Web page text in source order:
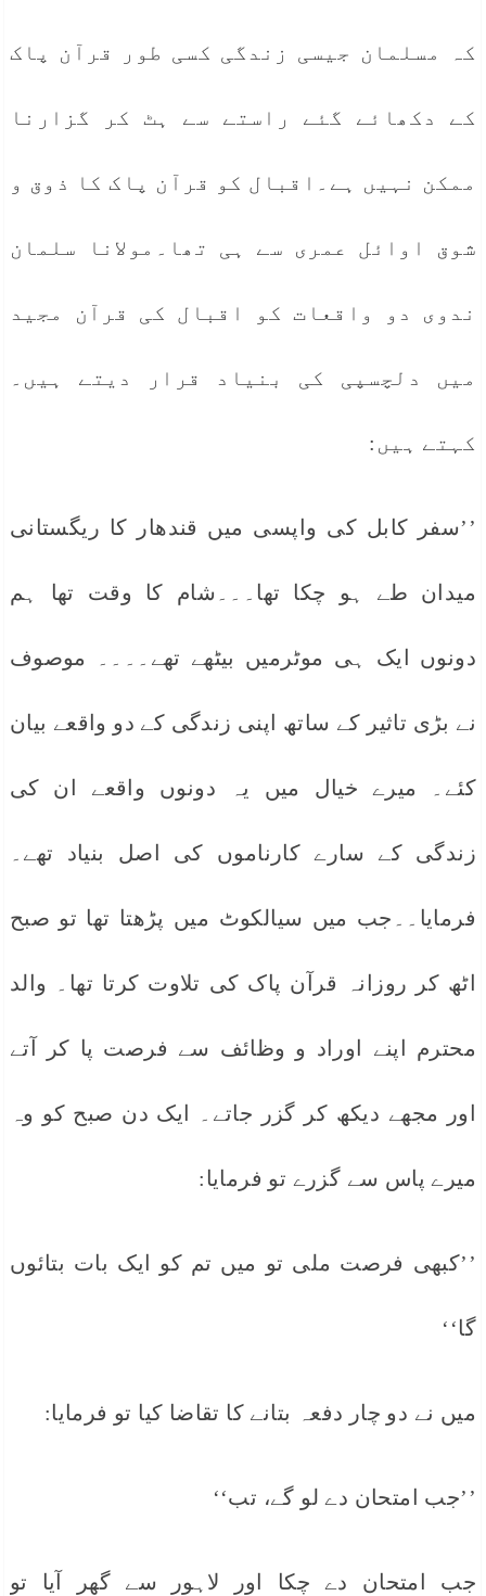
کہ مسلمان جیسی زندگی کسی طور قرآن پاک
کے دکھائے گئے راستے سے ہٹ کر گزارنا
ممکن نہیں ہے۔اقبال کو قرآن پاک کا ذوق و
شوق اوائل عمری سے ہی تھا۔مولانا سلمان
ندوی دو واقعات کو اقبال کی قرآن مجید
میں دلچسپی کی بنیاد قرار دیتے ہیں۔
کہتے ہیں:
’’سفر کابل کی واپسی میں قندھار کا ریگستانی
میدان طے ہو چکا تھا۔۔۔شام کا وقت تھا ہم
دونوں ایک ہی موٹرمیں بیٹھے تھے۔۔۔۔ موصوف
نے بڑی تاثیر کے ساتھ اپنی زندگی کے دو واقعے بیان
کئے۔ میرے خیال میں یہ دونوں واقعے ان کی
زندگی کے سارے کارناموں کی اصل بنیاد تھے۔
فرمایا۔۔جب میں سیالکوٹ میں پڑھتا تھا تو صبح
اٹھ کر روزانہ قرآن پاک کی تلاوت کرتا تھا۔ والد
محترم اپنے اوراد و وظائف سے فرصت پا کر آتے
اور مجھے دیکھ کر گزر جاتے۔ ایک دن صبح کو وہ
میرے پاس سے گزرے تو فرمایا:
’’کبھی فرصت ملی تو میں تم کو ایک بات بتائوں
گا‘‘
میں نے دو چار دفعہ بتانے کا تقاضا کیا تو فرمایا:
’’جب امتحان دے لو گے، تب‘‘
جب امتحان دے چکا اور لاہور سے گھر آیا تو